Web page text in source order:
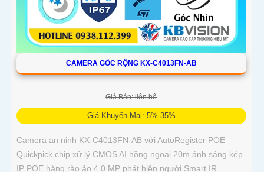
CAMERA GỐC RỘNG KX-C4013FN-AB
Giá Bán: liên hệ
Giá Khuyến Mại: 5%-35%
Camera an ninh KX-C4013FN-AB với AutoRegister POE
Quickpick chip xử lý CMOS AI hồng ngoại 20m ánh sáng kép
IP POE hàng rào ảo 4.0 MP phát hiện người Smart IR